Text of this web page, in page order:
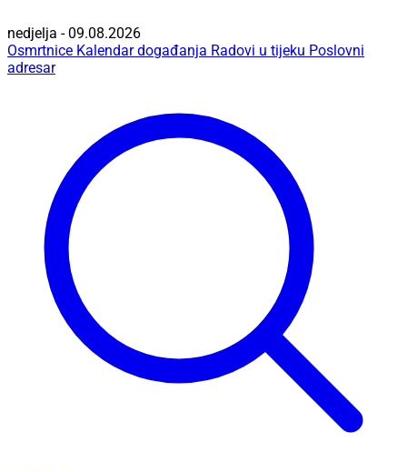
nedjelja - 09.08.2026
Osmrtnice Kalendar događanja Radovi u tijeku Poslovni
adresar